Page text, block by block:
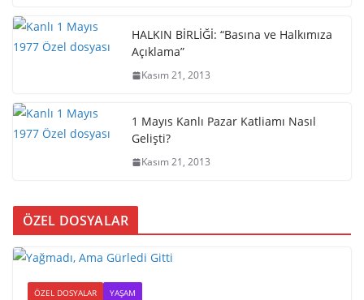
HALKIN BİRLİĞİ: “Basına ve Halkımıza
Açıklama”
Kasım 21, 2013
1 Mayıs Kanlı Pazar Katliamı Nasıl
Gelişti?
Kasım 21, 2013
ÖZEL DOSYALAR
ÖZEL DOSYALAR YAŞAM